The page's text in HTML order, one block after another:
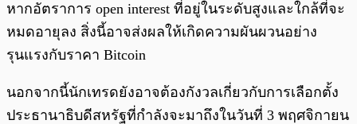
หากอัตราการ open interest ที่อยู่ในระดับสูงและใกล้ที่จะ
หมดอายุลง สิ่งนี้อาจส่งผลให้เกิดความผันผวนอย่าง
รุนแรงกับราคา Bitcoin
นอกจากนี้นักเทรดยังอาจต้องกังวลเกี่ยวกับการเลือกตั้ง
ประธานาธิบดีสหรัฐที่กำลังจะมาถึงในวันที่ 3 พฤศจิกายน